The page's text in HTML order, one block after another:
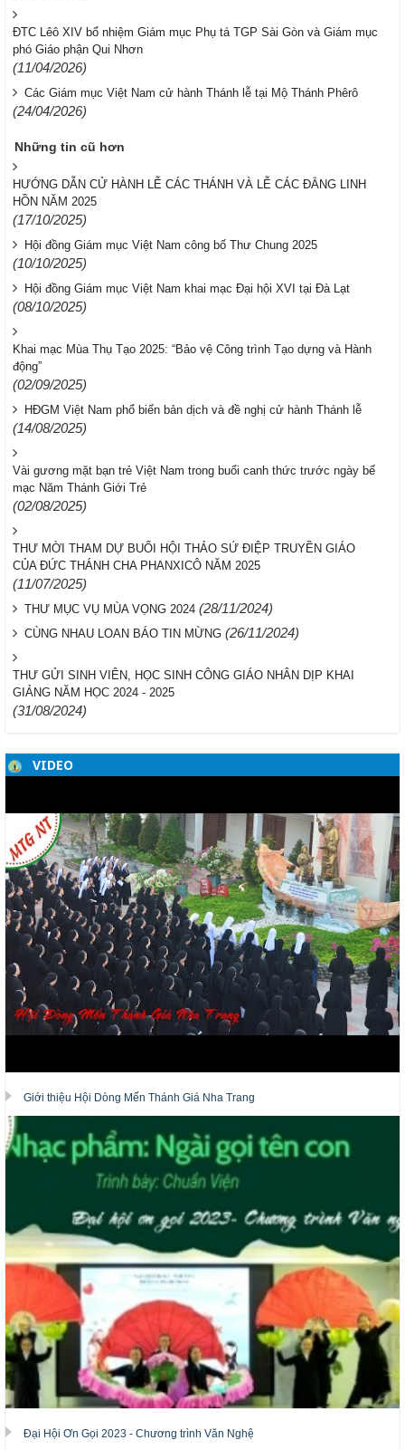
ĐTC Lêô XIV bổ nhiệm Giám mục Phụ tá TGP Sài Gòn và Giám mục
phó Giáo phận Qui Nhơn
(11/04/2026)
Các Giám mục Việt Nam cử hành Thánh lễ tại Mộ Thánh Phêrô
(24/04/2026)
Những tin cũ hơn
HƯỚNG DẪN CỬ HÀNH LỄ CÁC THÁNH VÀ LỄ CÁC ĐẲNG LINH
HỒN NĂM 2025
(17/10/2025)
Hội đồng Giám mục Việt Nam công bố Thư Chung 2025
(10/10/2025)
Hội đồng Giám mục Việt Nam khai mạc Đại hội XVI tại Đà Lạt
(08/10/2025)
Khai mạc Mùa Thụ Tạo 2025: “Bảo vệ Công trình Tạo dựng và Hành
động”
(02/09/2025)
HĐGM Việt Nam phổ biến bản dịch và đề nghị cử hành Thánh lễ
(14/08/2025)
Vài gương mặt bạn trẻ Việt Nam trong buổi canh thức trước ngày bế
mạc Năm Thánh Giới Trẻ
(02/08/2025)
THƯ MỜI THAM DỰ BUỔI HỘI THẢO SỨ ĐIỆP TRUYỀN GIÁO
CỦA ĐỨC THÁNH CHA PHANXICÔ NĂM 2025
(11/07/2025)
THƯ MỤC VỤ MÙA VỌNG 2024 (28/11/2024)
CÙNG NHAU LOAN BÁO TIN MỪNG (26/11/2024)
THƯ GỬI SINH VIÊN, HỌC SINH CÔNG GIÁO NHÂN DỊP KHAI
GIẢNG NĂM HỌC 2024 - 2025
(31/08/2024)
VIDEO
Giới thiệu Hội Dòng Mến Thánh Giá Nha Trang
Đại Hội Ơn Gọi 2023 - Chương trình Văn Nghệ